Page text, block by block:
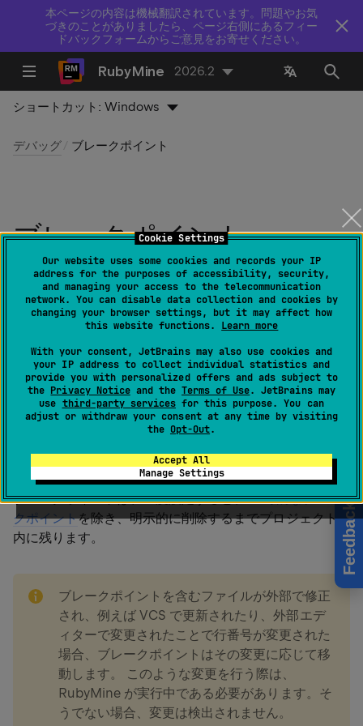
Cookie Settings
Our website uses some cookies and records your IP
address for the purposes of accessibility, security,
and managing your access to the telecommunication
network. You can disable data collection and cookies by
changing your browser settings, but it may affect how
this website functions. Learn more
With your consent, JetBrains may also use cookies and
your IP address to collect individual statistics and
provide you with personalized offers and ads subject to
the Privacy Noticeand the Terms of Use. JetBrains may
use third-party servicesfor this purpose. You can
adjust or withdraw your consent at any time by visiting
the Opt-Out.
Accept All
Manage Settings
本ページの内容は機械翻訳されています。問題やお気
づきのことがありましたら、ページ右側にあるフィー
ドバックフォームからご意見をお寄せください。
Feedback
RubyMine 2026.2
ショートカット:Windows
デバッグ ブレークポイント
ブレークポイント
最終更新日： 2026 年 7 月 14 日
ブレークポイントは、特定のポイントでプログラムの実
ログラムの状態を調べることやステップ実行することが
できます。 ブレークポイントは、たとえば特定のコード
行に到達したときにプログラムを一時停止するような単
純なものから、追加の条件をチェックしたり、 ログに書
するなどのより複雑なロジックを含むものま
であります）。
ブレークポイントは、一度設定すると、一時的なブレー
クポイントを除き、明示的に削除するまでプロジェクト
内に残ります。
ブレークポイントを含むファイルが外部で修正
され、例えば VCS で更新されたり、外部エデ
ィターで変更されたことで行番号が変更された
場合、ブレークポイントはその変更に応じて移
動します。 このような変更を行う際は、
RubyMine が実行中である必要があります。そ
うでない場合、変更は検出されません。